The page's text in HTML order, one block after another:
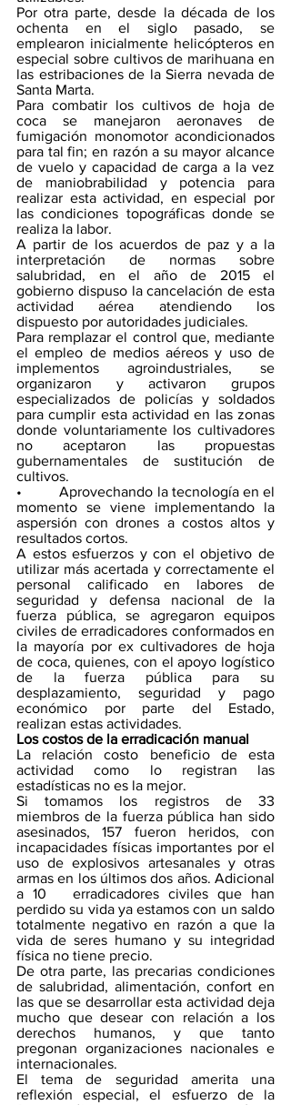
Por otra parte, desde la década de los
ochenta en el siglo pasado, se
emplearon inicialmente helicópteros en
especial sobre cultivos de marihuana en
las estribaciones de la Sierra nevada de
Santa Marta.
Para combatir los cultivos de hoja de
coca se manejaron aeronaves de
fumigación monomotor acondicionados
para tal fin; en razón a su mayor alcance
de vuelo y capacidad de carga a la vez
de maniobrabilidad y potencia para
realizar esta actividad, en especial por
las condiciones topográficas donde se
realiza la labor.
A partir de los acuerdos de paz y a la
interpretación de normas sobre
salubridad, en el año de 2015 el
gobierno dispuso la cancelación de esta
actividad aérea atendiendo los
dispuesto por autoridades judiciales.
Para remplazar el control que, mediante
el empleo de medios aéreos y uso de
implementos agroindustriales, se
organizaron y activaron grupos
especializados de policías y soldados
para cumplir esta actividad en las zonas
donde voluntariamente los cultivadores
no aceptaron las propuestas
gubernamentales de sustitución de
cultivos.
•          Aprovechando la tecnología en el
momento se viene implementando la
aspersión con drones a costos altos y
resultados cortos.
A estos esfuerzos y con el objetivo de
utilizar más acertada y correctamente el
personal calificado en labores de
seguridad y defensa nacional de la
fuerza pública, se agregaron equipos
civiles de erradicadores conformados en
la mayoría por ex cultivadores de hoja
de coca, quienes, con el apoyo logístico
de la fuerza pública para su
desplazamiento, seguridad y pago
económico por parte del Estado,
realizan estas actividades.
Los costos de la erradicación manual
La relación costo beneficio de esta
actividad como lo registran las
estadísticas no es la mejor.
Si tomamos los registros de 33
miembros de la fuerza pública han sido
asesinados, 157 fueron heridos, con
incapacidades físicas importantes por el
uso de explosivos artesanales y otras
armas en los últimos dos años. Adicional
a 10   erradicadores civiles que han
perdido su vida ya estamos con un saldo
totalmente negativo en razón a que la
vida de seres humano y su integridad
física no tiene precio.
De otra parte, las precarias condiciones
de salubridad, alimentación, confort en
las que se desarrollar esta actividad deja
mucho que desear con relación a los
derechos humanos, y que tanto
pregonan organizaciones nacionales e
internacionales.
El tema de seguridad amerita una
reflexión especial, el esfuerzo de la